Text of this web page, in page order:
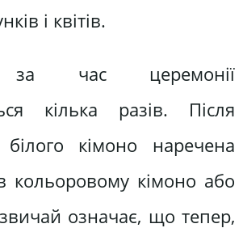
і квітів.
за час церемонії
кілька разів. Після
кімоно наречена
кольоровому кімоно або
означає, що тепер,